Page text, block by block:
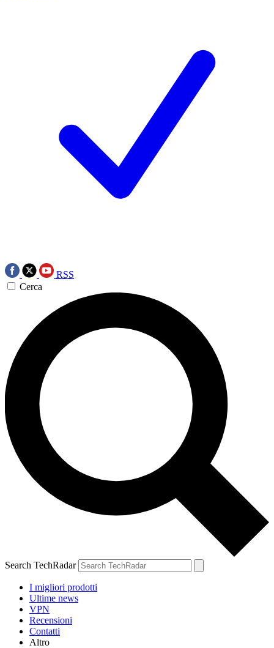
RSS
Cerca
Search TechRadar
I migliori prodotti
Ultime news
VPN
Recensioni
Contatti
Altro